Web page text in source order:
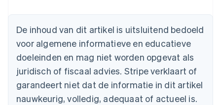
De inhoud van dit artikel is uitsluitend bedoeld
voor algemene informatieve en educatieve
doeleinden en mag niet worden opgevat als
juridisch of fiscaal advies. Stripe verklaart of
garandeert niet dat de informatie in dit artikel
nauwkeurig, volledig, adequaat of actueel is.
België
Brazilië
PortuguêsEnglish
Bulgarije
English
Canada
English Français
Cyprus
English